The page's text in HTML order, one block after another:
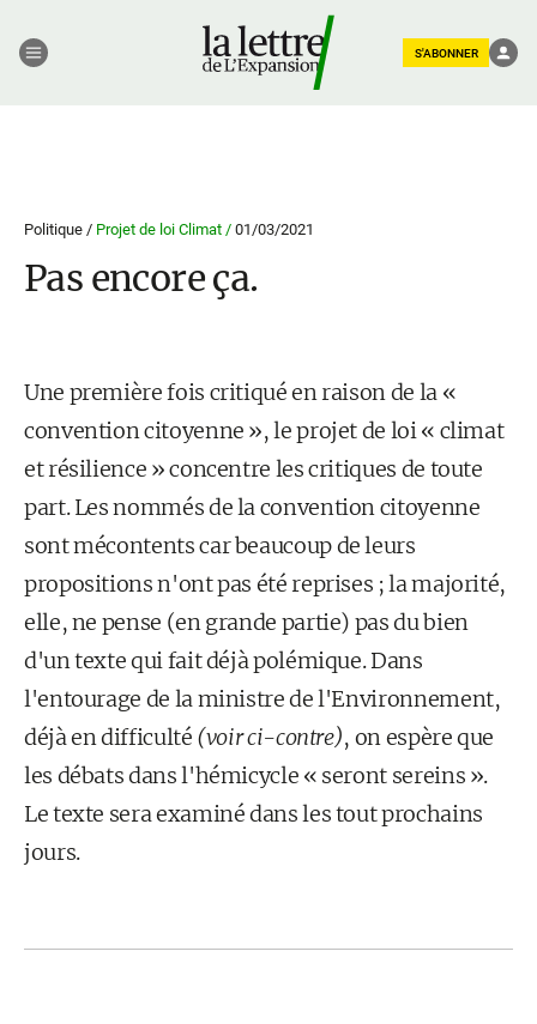
S'ABONNER
Politique / Projet de loi Climat / 01/03/2021
Pas encore ça.
Une première fois critiqué en raison de la «
convention citoyenne », le projet de loi « climat
et résilience » concentre les critiques de toute
part. Les nommés de la convention citoyenne
sont mécontents car beaucoup de leurs
propositions n'ont pas été reprises ; la majorité,
elle, ne pense (en grande partie) pas du bien
d'un texte qui fait déjà polémique. Dans
l'entourage de la ministre de l'Environnement,
déjà en difficulté (voir ci-contre), on espère que
les débats dans l'hémicycle « seront sereins ».
Le texte sera examiné dans les tout prochains
jours.